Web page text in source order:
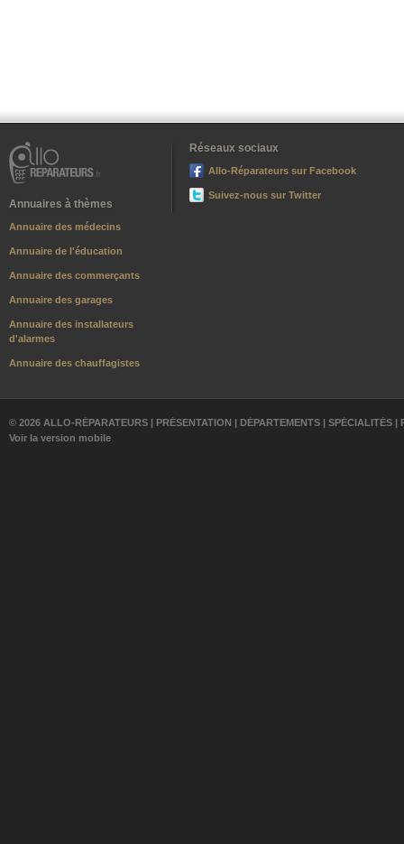
Annuaires à thèmes
Annuaire des médecins
Annuaire de l'éducation
Annuaire des commerçants
Annuaire des garages
Annuaire des installateurs
d'alarmes
Annuaire des chauffagistes
Réseaux sociaux
Allo-Réparateurs sur Facebook
Suivez-nous sur Twitter
© 2026 ALLO-RÉPARATEURS | PRÉSENTATION | DÉPARTEMENTS | SPÉCIALITÉS |
Voir la version mobile